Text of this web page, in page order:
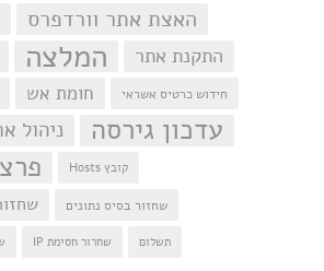
האצת אתר וורדפרס
המלצה התקנת אתר
חומת אש חידוש כרטיס אשראי
ניהול
עדכון גירסה
קובץ Hosts
שחזור בסיס נתונים
שחרור חסימת IP תשלום